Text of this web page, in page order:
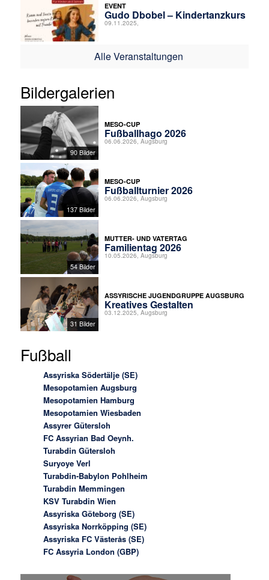
EVENT
Gudo Dbobel – Kindertanzkurs
09.11.2025,
Alle Veranstaltungen
Bildergalerien
90 Bilder
MESO-CUP
Fußballhago 2026
06.06.2026, Augsburg
137 Bilder
MESO-CUP
Fußballturnier 2026
06.06.2026, Augsburg
54 Bilder
MUTTER- UND VATERTAG
Familientag 2026
10.05.2026, Augsburg
31 Bilder
ASSYRISCHE JUGENDGRUPPE AUGSBURG
Kreatives Gestalten
03.12.2025, Augsburg
Fußball
Assyriska Södertälje (SE)
Mesopotamien Augsburg
Mesopotamien Hamburg
Mesopotamien Wiesbaden
Assyrer Gütersloh
FC Assyrian Bad Oeynh.
Turabdin Gütersloh
Suryoye Verl
Turabdin-Babylon Pohlheim
Turabdin Memmingen
KSV Turabdin Wien
Assyriska Göteborg (SE)
Assyriska Norrköpping (SE)
Assyriska FC Västerås (SE)
FC Assyria London (GBP)